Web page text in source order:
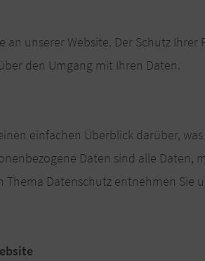
an unserer Website. Der Schutz
den Umgang mit Ihren Daten.
einfachen Überblick darüber,
Daten sind alle
Datenschutz entnehmen Sie